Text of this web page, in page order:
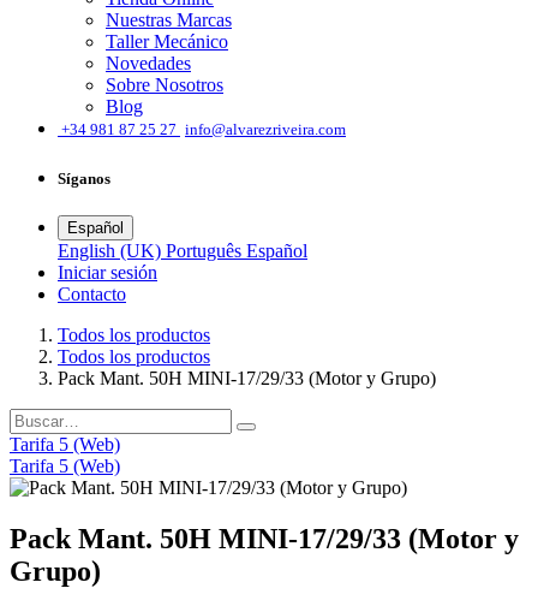
Nuestras Marcas
Taller Mecánico
Novedades
Sobre Nosotros
Blog
+34 981 87 25 27 info@alvarezriveira.com
Síganos
Español
English (UK) Português Español
Iniciar sesión
​Contacto
Todos los productos
Todos los productos
Pack Mant. 50H MINI-17/29/33 (Motor y Grupo)
Tarifa 5 (Web)
Tarifa 5 (Web)
Pack Mant. 50H MINI-17/29/33 (Motor y
Grupo)